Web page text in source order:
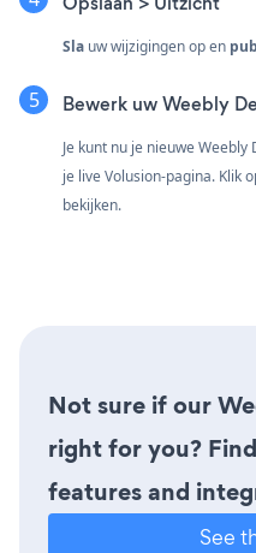
Sla uw wijzigingen op en
Bewerk uw Weebly
Je kunt nu je nieuwe
je live Volusion-pagina. Klik
bekijken.
Not sure if our
right for you?
features and
See